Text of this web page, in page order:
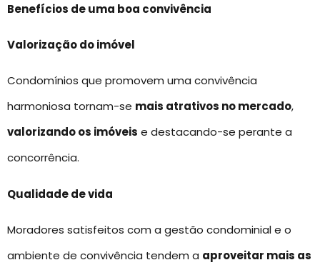
Benefícios de uma boa convivência
Valorização do imóvel
Condomínios que promovem uma convivência
harmoniosa tornam-se mais atrativos no mercado,
valorizando os imóveis e destacando-se perante a
concorrência.
Qualidade de vida
Moradores satisfeitos com a gestão condominial e o
ambiente de convivência tendem a aproveitar mais as